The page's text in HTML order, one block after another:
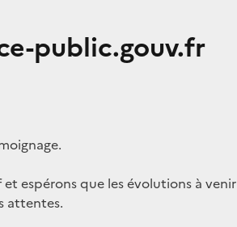
public.gouv.fr
espérons que les évolutions à venir
attentes.